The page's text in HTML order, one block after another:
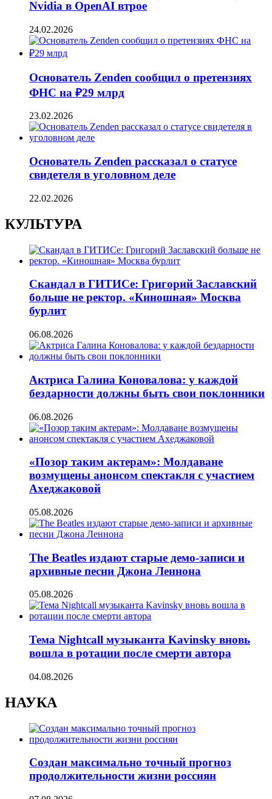
Nvidia в OpenAI втрое
24.02.2026
Основатель Zenden сообщил о претензиях
ФНС на ₽29 млрд
23.02.2026
Основатель Zenden рассказал о статусе
свидетеля в уголовном деле
22.02.2026
КУЛЬТУРА
Скандал в ГИТИСе: Григорий Заславский
больше не ректор. «Киношная» Москва
бурлит
06.08.2026
Актриса Галина Коновалова: у каждой
бездарности должны быть свои поклонники
06.08.2026
«Позор таким актерам»: Молдаване
возмущены анонсом спектакля с участием
Ахеджаковой
05.08.2026
The Beatles издают старые демо-записи и
архивные песни Джона Леннона
05.08.2026
Тема Nightcall музыканта Kavinsky вновь
вошла в ротации после смерти автора
04.08.2026
НАУКА
Создан максимально точный прогноз
продолжительности жизни россиян